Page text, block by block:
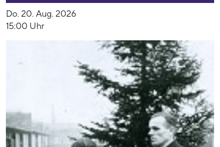
Do. 20. Aug. 2026
15:00 Uhr